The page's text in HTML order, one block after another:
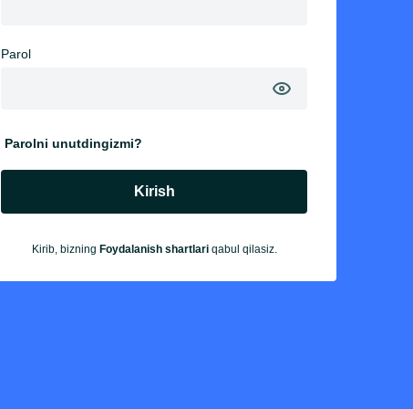
Parol
Parolni unutdingizmi?
Kirish
Kirib, bizning Foydalanish shartlariqabul qilasiz.